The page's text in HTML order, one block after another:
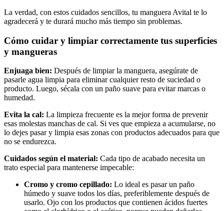
La verdad, con estos cuidados sencillos, tu manguera Avital te lo
agradecerá y te durará mucho más tiempo sin problemas.
Cómo cuidar y limpiar correctamente tus superficies
y mangueras
Enjuaga bien: Después de limpiar la manguera, asegúrate de
pasarle agua limpia para eliminar cualquier resto de suciedad o
producto. Luego, sécala con un paño suave para evitar marcas o
humedad.
Evita la cal: La limpieza frecuente es la mejor forma de prevenir
esas molestas manchas de cal. Si ves que empieza a acumularse, no
lo dejes pasar y limpia esas zonas con productos adecuados para que
no se endurezca.
Cuidados según el material: Cada tipo de acabado necesita un
trato especial para mantenerse impecable:
Cromo y cromo cepillado: Lo ideal es pasar un paño
húmedo y suave todos los días, preferiblemente después de
usarlo. Ojo con los productos que contienen ácidos fuertes